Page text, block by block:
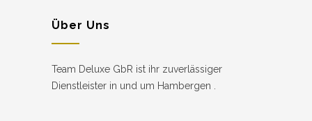
Über Uns
Team Deluxe GbR ist ihr zuverlässiger
Dienstleister in und um Hambergen .